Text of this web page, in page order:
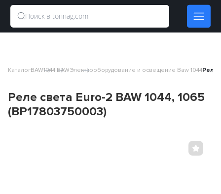
КаталогBAW1044 BAWЭлектрооборудование и освещение Baw 1044Реле
Реле света Euro-2 BAW 1044, 1065
(BP17803750003)